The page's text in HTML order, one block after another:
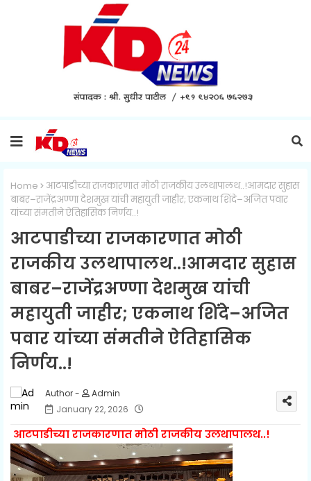
Home
आटपाडीच्या राजकारणात मोठी राजकीय उलथापालथ..!आमदार सुहास
बाबर–राजेंद्रअण्णा देशमुख यांची महायुती जाहीर; एकनाथ शिंदे–अजित पवार
यांच्या संमतीने ऐतिहासिक निर्णय..!
आटपाडीच्या राजकारणात मोठी
राजकीय उलथापालथ..!आमदार सुहास
बाबर–राजेंद्रअण्णा देशमुख यांची
महायुती जाहीर; एकनाथ शिंदे–अजित
पवार यांच्या संमतीने ऐतिहासिक
निर्णय..!
Admin
January 22, 2026
आटपाडीच्या राजकारणात मोठी राजकीय उलथापालथ..!